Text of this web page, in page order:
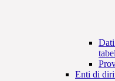
Enti di